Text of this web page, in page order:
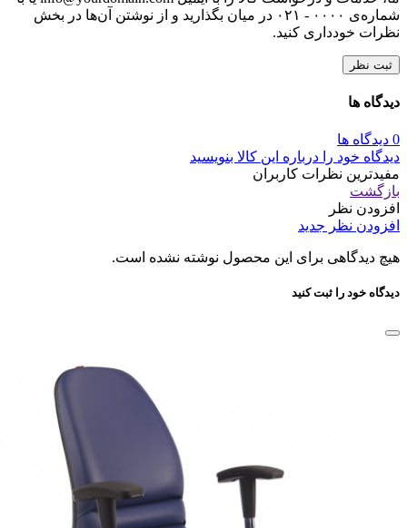
شماره‌ی ۰۰۰۰ - ۰۲۱ در میان بگذارید و از نوشتن آن‌ها در بخش
نظرات خودداری کنید.
ثبت نظر
دیدگاه ها
0 دیدگاه ها
دیدگاه خود را درباره این کالا بنویسید
مفیدترین نظرات کاربران
بازگشت
افزودن نظر
افزودن نظر جدید
هیچ دیدگاهی برای این محصول نوشته نشده است.
دیدگاه خود را ثبت کنید